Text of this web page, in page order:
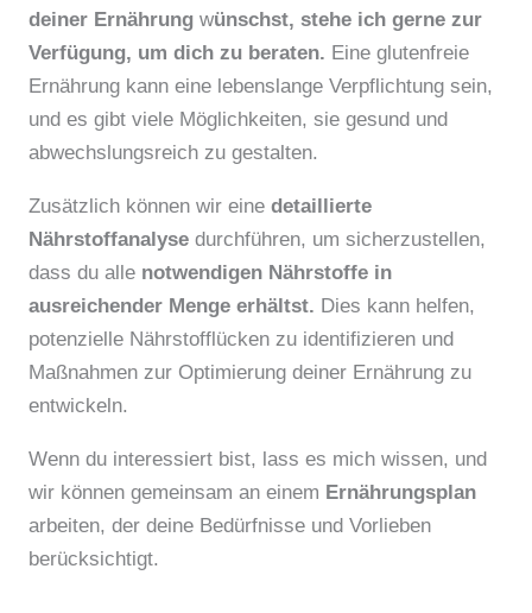
deiner Ernährung wünschst, stehe ich gerne zur
Verfügung, um dich zu beraten. Eine glutenfreie
Ernährung kann eine lebenslange Verpflichtung sein,
und es gibt viele Möglichkeiten, sie gesund und
abwechslungsreich zu gestalten.
Zusätzlich können wir eine detaillierte
Nährstoffanalyse durchführen, um sicherzustellen,
dass du alle notwendigen Nährstoffe in
ausreichender Menge erhältst. Dies kann helfen,
potenzielle Nährstofflücken zu identifizieren und
Maßnahmen zur Optimierung deiner Ernährung zu
entwickeln.
Wenn du interessiert bist, lass es mich wissen, und
wir können gemeinsam an einem Ernährungsplan
arbeiten, der deine Bedürfnisse und Vorlieben
berücksichtigt.